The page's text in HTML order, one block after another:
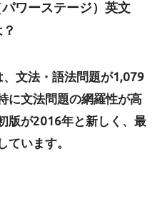
パワーステージ）英文
、文法・語法問題が1,079
に文法問題の網羅性が高
版が2016年と新しく、最
ています。